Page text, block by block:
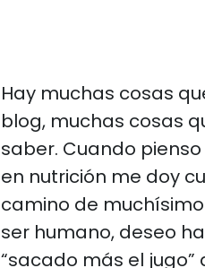
Hay muchas cosas
blog, muchas cosas
saber. Cuando
en nutrición me doy
camino de
ser humano, deseo
“sacado más el